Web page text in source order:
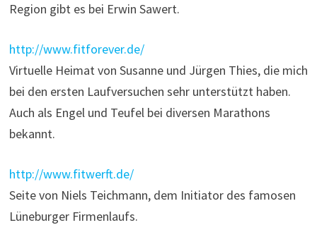
Region gibt es bei Erwin Sawert.
http://www.fitforever.de/
Virtuelle Heimat von Susanne und Jürgen Thies, die mich
bei den ersten Laufversuchen sehr unterstützt haben.
Auch als Engel und Teufel bei diversen Marathons
bekannt.
http://www.fitwerft.de/
Seite von Niels Teichmann, dem Initiator des famosen
Lüneburger Firmenlaufs.